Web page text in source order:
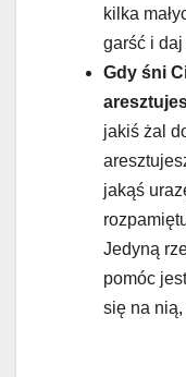
kilka
garść i
Gdy śni
jakiś żal
jakąś
Jedyną
pomóc
się na